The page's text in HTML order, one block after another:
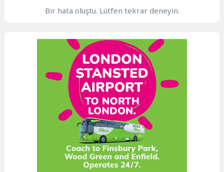
Bir hata oluştu. Lütfen tekrar deneyin.